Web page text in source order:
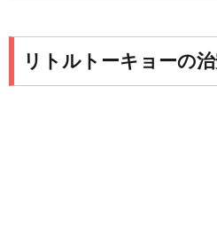
リトルトーキョーの